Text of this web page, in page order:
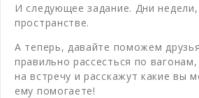
И следующее задание. Дни
пространстве.
А теперь, давайте поможем
правильно рассесться по
на встречу и расскажут какие вы
ему помогаете!